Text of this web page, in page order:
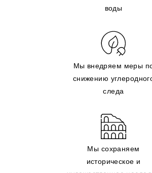
воды
Мы внедряем меры
снижению
следа
Мы сохраняем
историческое и